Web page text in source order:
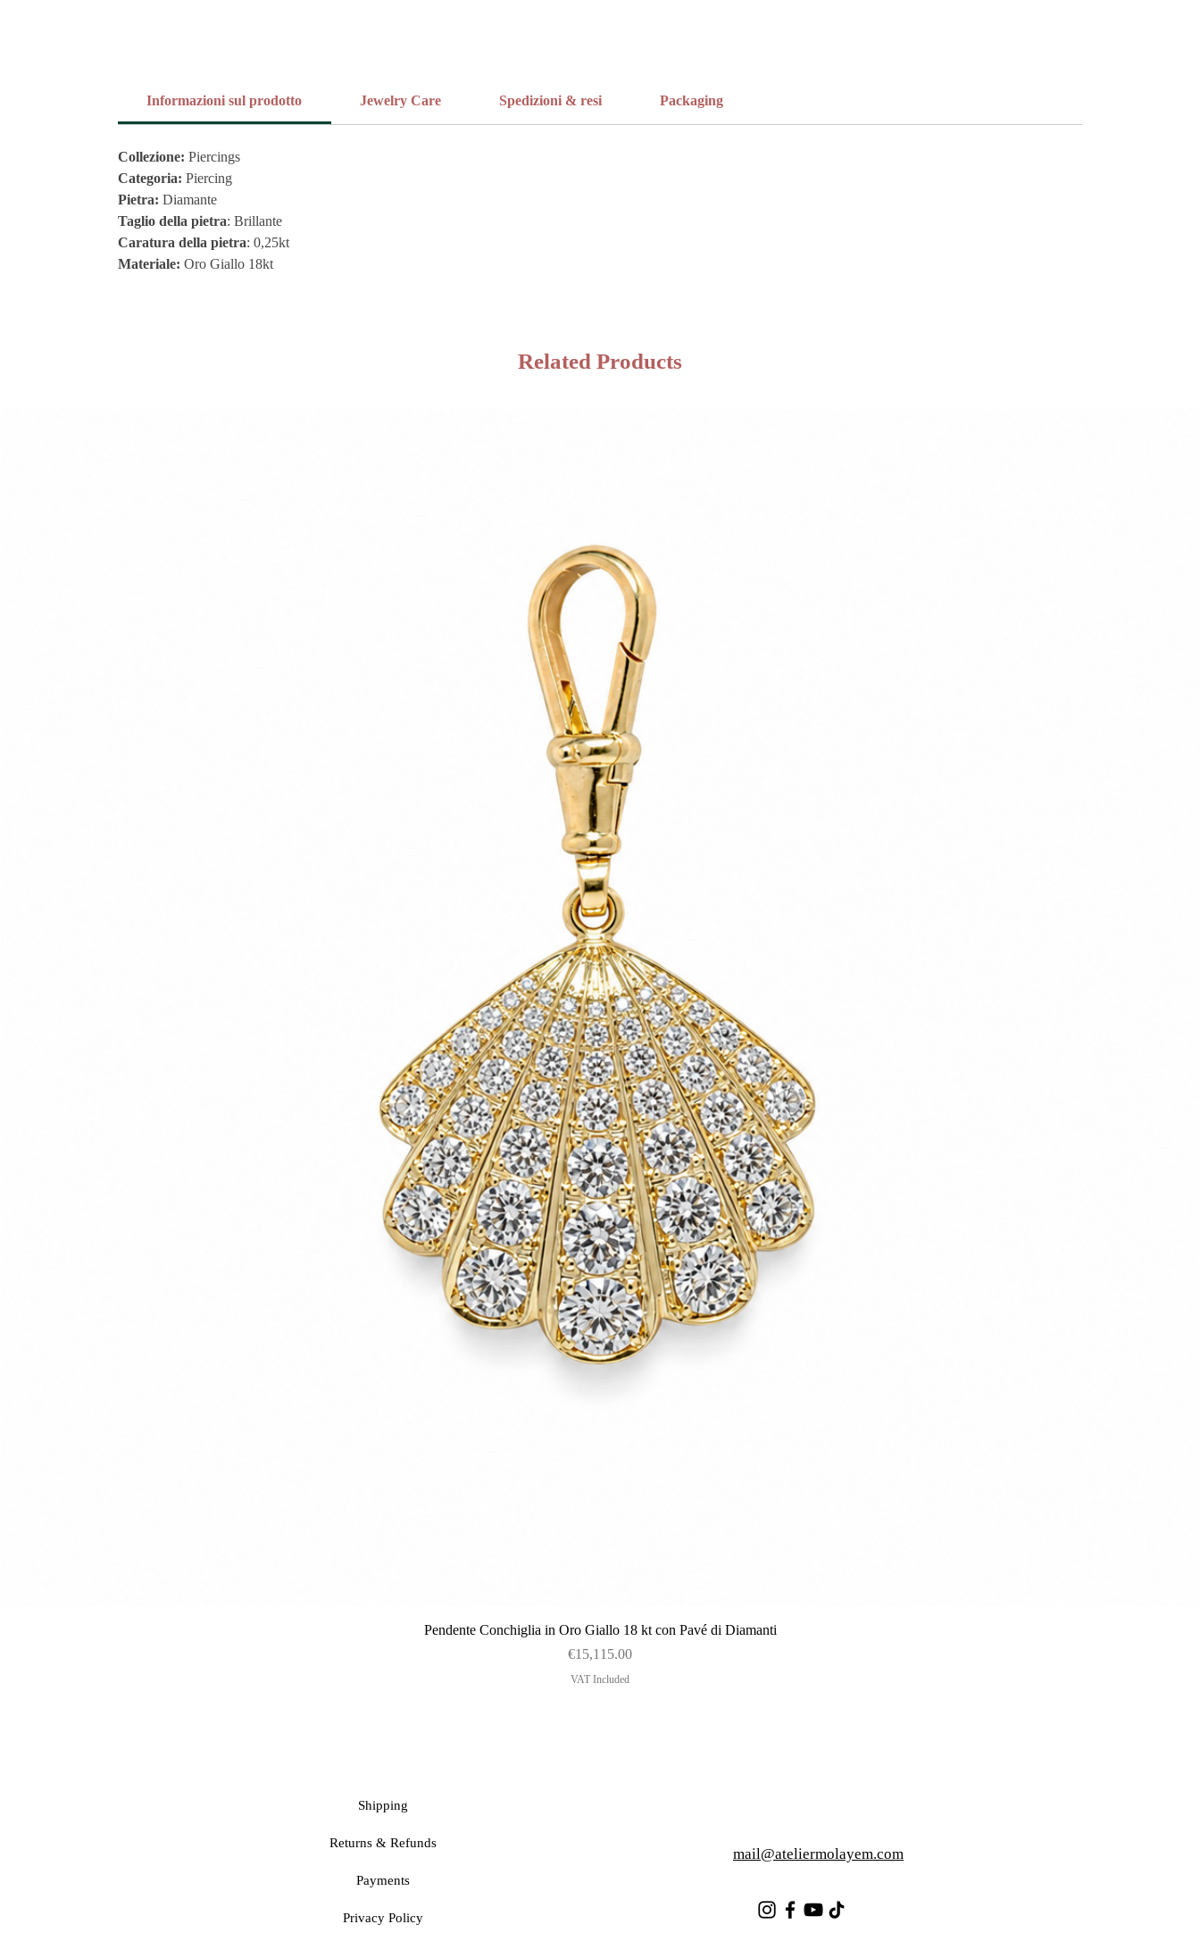
Informazioni sul prodotto Jewelry Care Spedizioni & resi Packaging
Collezione: Piercings
Categoria: Piercing
Pietra: Diamante
Taglio della pietra: Brillante
Caratura della pietra: 0,25kt
Materiale: Oro Giallo 18kt
Related Products
Quick View
Pendente Conchiglia in Oro Giallo 18 kt con Pavé di Diamanti
Price
€15,115.00
VAT Included
Shipping
Returns & Refunds
Payments
Privacy Policy
mail@ateliermolayem.com